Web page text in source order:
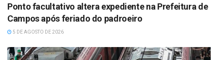
Ponto facultativo altera expediente na Prefeitura de
Campos após feriado do padroeiro
5 DE AGOSTO DE 2026